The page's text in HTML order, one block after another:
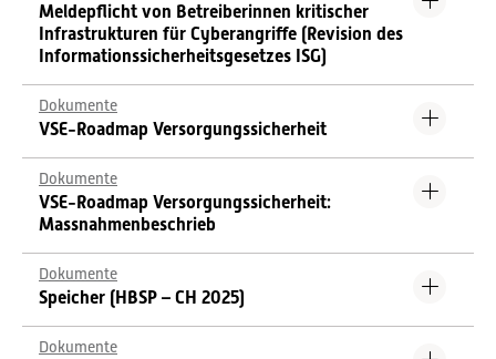
Meldepflicht von Betreiberinnen kritischer
Infrastrukturen für Cyberangriffe (Revision des
Informationssicherheitsgesetzes ISG)
Dokumente
VSE-Roadmap Versorgungssicherheit
Dokumente
VSE-Roadmap Versorgungssicherheit:
Massnahmenbeschrieb
Dokumente
Speicher (HBSP – CH 2025)
Dokumente